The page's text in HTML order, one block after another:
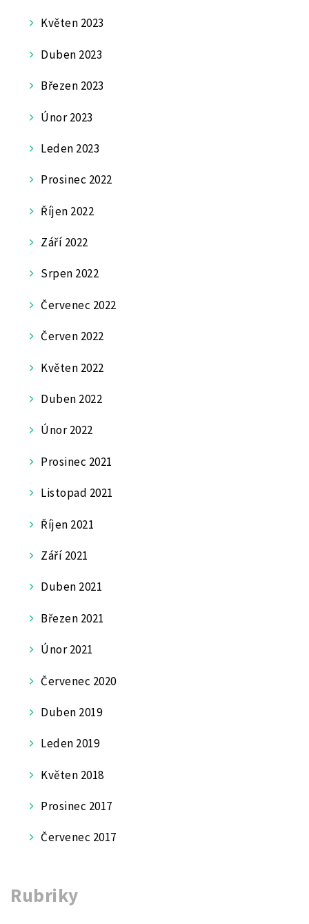
Květen 2023
Duben 2023
Březen 2023
Únor 2023
Leden 2023
Prosinec 2022
Říjen 2022
Září 2022
Srpen 2022
Červenec 2022
Červen 2022
Květen 2022
Duben 2022
Únor 2022
Prosinec 2021
Listopad 2021
Říjen 2021
Září 2021
Duben 2021
Březen 2021
Únor 2021
Červenec 2020
Duben 2019
Leden 2019
Květen 2018
Prosinec 2017
Červenec 2017
Rubriky